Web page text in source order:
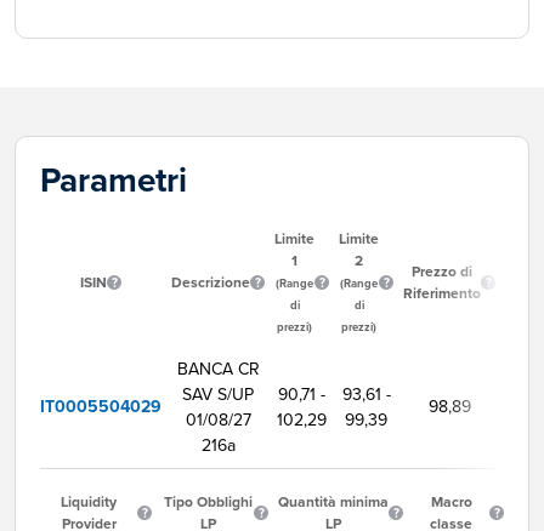
Parametri
ISIN Descrizione
Limite
1
(Range
di
prezzi)
Limite
2
(Range
di
prezzi)
Prezzo di
Riferimento
IT0005504029
BANCA CR
SAV S/UP
01/08/27
216a
90,71 -
102,29
93,61 -
99,39
98,89
Liquidity
Provider
Tipo Obblighi
LP
Quantità minima
LP
Macro
classe